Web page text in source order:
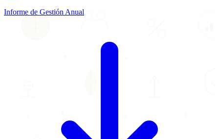
Informe de Gestión Anual